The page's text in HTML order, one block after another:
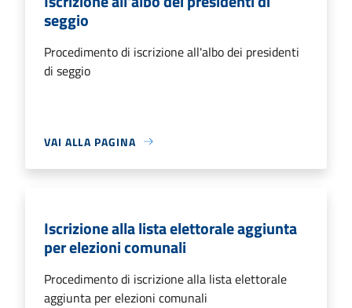
seggio
Procedimento di iscrizione all'albo dei presidenti
di seggio
VAI ALLA PAGINA
Iscrizione alla lista elettorale aggiunta
per elezioni comunali
Procedimento di iscrizione alla lista elettorale
aggiunta per elezioni comunali